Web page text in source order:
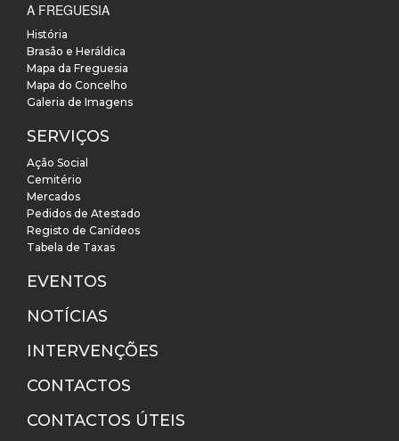
A FREGUESIA
História
Brasão e Heráldica
Mapa da Freguesia
Mapa do Concelho
Galeria de Imagens
SERVIÇOS
Ação Social
Cemitério
Mercados
Pedidos de Atestado
Registo de Canídeos
Tabela de Taxas
EVENTOS
NOTÍCIAS
INTERVENÇÕES
CONTACTOS
CONTACTOS ÚTEIS